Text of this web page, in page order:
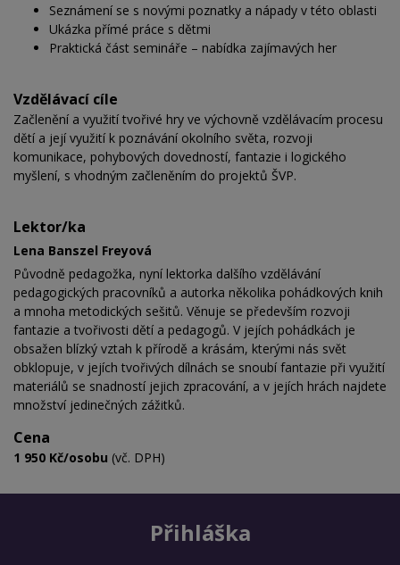
Seznámení se s novými poznatky a nápady v této oblasti
Ukázka přímé práce s dětmi
Praktická část semináře – nabídka zajímavých her
Vzdělávací cíle
Začlenění a využití tvořivé hry ve výchovně vzdělávacím procesu
dětí a její využití k poznávání okolního světa, rozvoji
komunikace, pohybových dovedností, fantazie i logického
myšlení, s vhodným začleněním do projektů ŠVP.
Lektor/ka
Lena Banszel Freyová
Původně pedagožka, nyní lektorka dalšího vzdělávání
pedagogických pracovníků a autorka několika pohádkových knih
a mnoha metodických sešitů. Věnuje se především rozvoji
fantazie a tvořivosti dětí a pedagogů. V jejích pohádkách je
obsažen blízký vztah k přírodě a krásám, kterými nás svět
obklopuje, v jejích tvořivých dílnách se snoubí fantazie při využití
materiálů se snadností jejich zpracování, a v jejích hrách najdete
množství jedinečných zážitků.
Cena
1 950 Kč/osobu (vč. DPH)
Přihláška